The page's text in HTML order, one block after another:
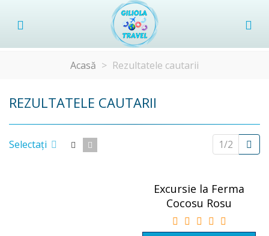
Acasă > Rezultatele cautarii
REZULTATELE CAUTARII
Selectați 1/2
Excursie la Ferma
Cocosu Rosu